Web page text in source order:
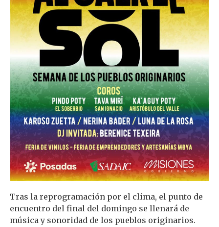
Tras la reprogramación por el clima, el punto de
encuentro del final del domingo se llenará de
música y sonoridad de los pueblos originarios.